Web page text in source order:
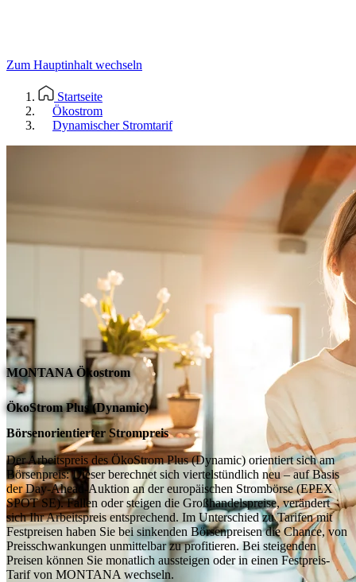
Zum Hauptinhalt wechseln
Startseite
Ökostrom
Dynamischer Stromtarif
MONTANA Ökostrom
ÖkoStrom Plus (Dynamic)
Börsenorientierter Strompreis
Der Arbeitspreis des ÖkoStrom Plus (Dynamic) orientiert sich am
Börsenpreis: Dieser berechnet sich viertelstündlich neu – auf Basis
der Day-Ahead-Auktion an der europäischen Strombörse (EPEX
SPOT SE). Fallen oder steigen die Großhandelspreise, verändert
sich Ihr Arbeitspreis entsprechend. Im Unterschied zu Tarifen mit
Festpreisen haben Sie bei sinkenden Börsenpreisen die Chance, von
Preisschwankungen unmittelbar zu profitieren. Bei steigenden
Preisen können Sie monatlich aussteigen oder in einen Festpreis-
Tarif von MONTANA wechseln.